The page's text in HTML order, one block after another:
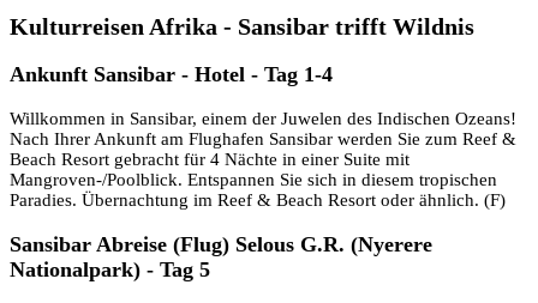
Kulturreisen Afrika - Sansibar trifft Wildnis
Ankunft Sansibar - Hotel - Tag 1-4
Willkommen in Sansibar, einem der Juwelen des Indischen Ozeans!
Nach Ihrer Ankunft am Flughafen Sansibar werden Sie zum Reef &
Beach Resort gebracht für 4 Nächte in einer Suite mit
Mangroven-/Poolblick. Entspannen Sie sich in diesem tropischen
Paradies. Übernachtung im Reef & Beach Resort oder ähnlich. (F)
Sansibar Abreise (Flug) Selous G.R. (Nyerere
Nationalpark) - Tag 5